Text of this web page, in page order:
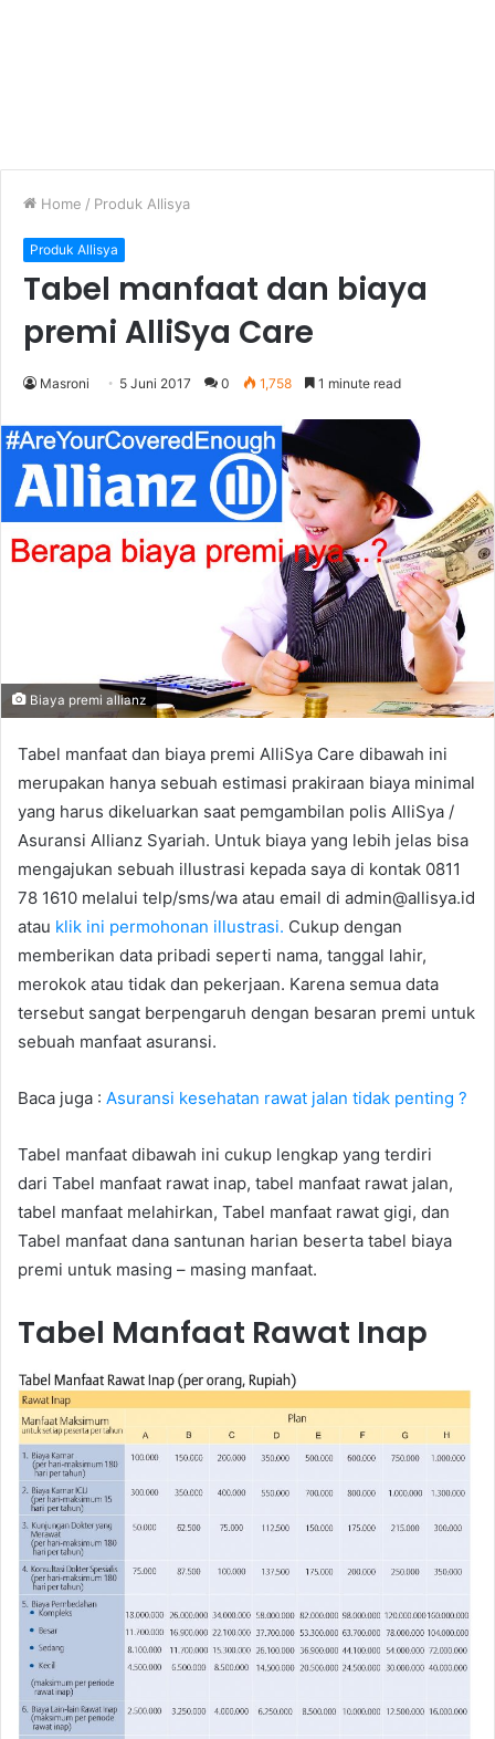
Home / Produk Allisya
Produk Allisya
Tabel manfaat dan biaya
premi AlliSya Care
Masroni 5 Juni 2017 0 1,758 1 minute read
Biaya premi allianz
Tabel manfaat dan biaya premi AlliSya Care dibawah ini
merupakan hanya sebuah estimasi prakiraan biaya minimal
yang harus dikeluarkan saat pemgambilan polis AlliSya /
Asuransi Allianz Syariah. Untuk biaya yang lebih jelas bisa
mengajukan sebuah illustrasi kepada saya di kontak 0811
78 1610 melalui telp/sms/wa atau email di admin@allisya.id
atau klik ini permohonan illustrasi. Cukup dengan
memberikan data pribadi seperti nama, tanggal lahir,
merokok atau tidak dan pekerjaan. Karena semua data
tersebut sangat berpengaruh dengan besaran premi untuk
sebuah manfaat asuransi.
Baca juga : Asuransi kesehatan rawat jalan tidak penting ?
Tabel manfaat dibawah ini cukup lengkap yang terdiri
dari Tabel manfaat rawat inap, tabel manfaat rawat jalan,
tabel manfaat melahirkan, Tabel manfaat rawat gigi, dan
Tabel manfaat dana santunan harian beserta tabel biaya
premi untuk masing – masing manfaat.
Tabel Manfaat Rawat Inap